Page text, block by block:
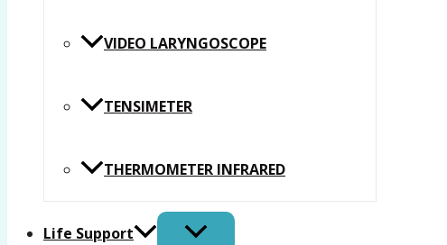
VIDEO LARYNGOSCOPE
TENSIMETER
THERMOMETER INFRARED
Life Support